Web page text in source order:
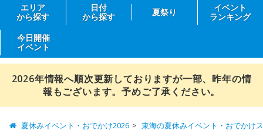
エリア
から探す
日付
から探す
夏祭り
イベント
ランキング
今日開催
イベント
2026年情報へ順次更新しておりますが一部、昨年の情
報もございます。予めご了承ください。
夏休みイベント・おでかけ2026 東海の夏休みイベント・おでかけ